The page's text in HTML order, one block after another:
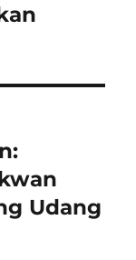
Udang